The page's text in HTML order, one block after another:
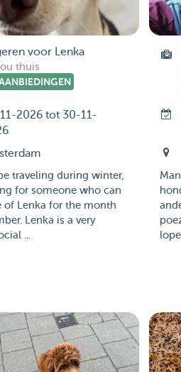
voor Lenka
thuis
2026 tot 30-11-
traveling during winter,
for someone who can
of Lenka for the month
Lenka is a very
...